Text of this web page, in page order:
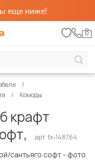
еще ниже!
0
Комоды
крафт
арт. tx-148764